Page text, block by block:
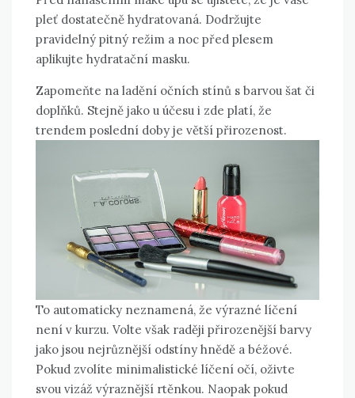
pleť dostatečně hydratovaná. Dodržujte
pravidelný pitný režim a noc před plesem
aplikujte hydratační masku.
Zapomeňte na ladění očních stínů s barvou šat či
doplňků. Stejně jako u účesu i zde platí, že
trendem poslední doby je větší přirozenost.
To automaticky neznamená, že výrazné líčení
není v kurzu. Volte však raději přirozenější barvy
jako jsou nejrůznější odstíny hnědě a béžové.
Pokud zvolíte minimalistické líčení očí, oživte
svou vizáž výraznější rtěnkou. Naopak pokud